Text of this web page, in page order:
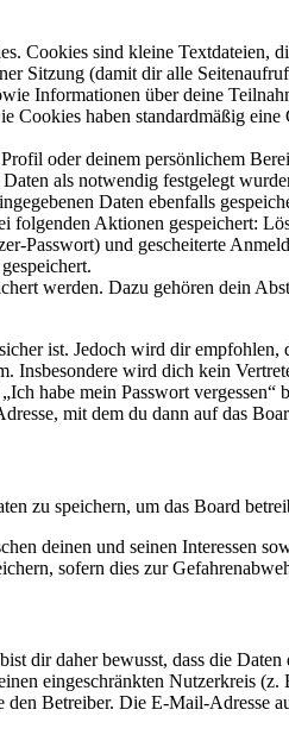
Cookies sind kleine Textdateien,
Sitzung (damit dir alle
Informationen über deine
Cookies haben standardmäßig
oder deinem persönlichem
als notwendig festgelegt
Daten ebenfalls
Aktionen gespeichert:
Passwort) und gescheiterte
werden. Dazu gehören dein
ist. Jedoch wird dir
Insbesondere wird dich kein
habe mein Passwort
mit dem du dann auf das
zu speichern, um das Board
deinen und seinen Interessen
sofern dies zur
dir daher bewusst, dass die
eingeschränkten Nutzerkreis
Betreiber. Die E-Mail-